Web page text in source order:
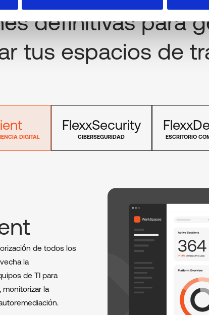
definitivas para
tus espacios de
DIGITAL
FlexxSecurity
CIBERSEGURIDAD ESCRITORIO
de todos los
la
de TI para
la